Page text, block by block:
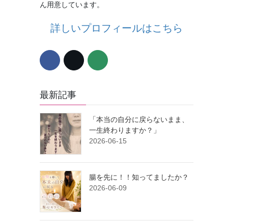
ん用意しています。
詳しいプロフィールはこちら
最新記事
「本当の自分に戻らないまま、
一生終わりますか？」
2026-06-15
腸を先に！！知ってましたか？
2026-06-09